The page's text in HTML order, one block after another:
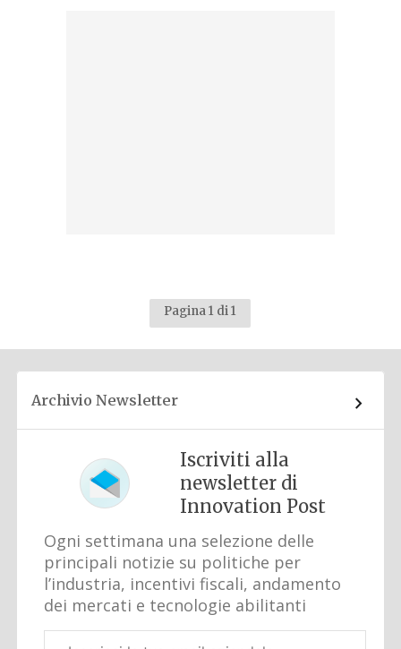
Pagina 1 di 1
Archivio Newsletter
Iscriviti alla
newsletter di
Innovation Post
Ogni settimana una selezione delle
principali notizie su politiche per
l’industria, incentivi fiscali, andamento
dei mercati e tecnologie abilitanti